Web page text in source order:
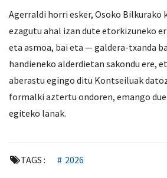
Agerraldi horri esker, Osoko Bilkurako
ezagutu ahal izan dute etorkizuneko
eta asmoa, bai eta — galdera-txanda
handieneko alderdietan sakondu ere,
aberastu egingo ditu Kontseiluak
formalki aztertu ondoren, emango
egiteko lanak.
TAGS : 2026